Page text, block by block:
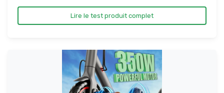
Lire le test produit complet